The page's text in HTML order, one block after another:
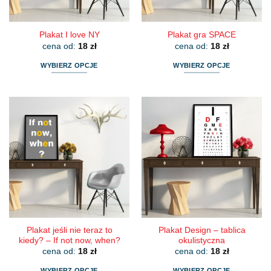
produktu
produktu
Plakat I love NY
cena od: 18 zł
WYBIERZ OPCJE
wiele
wariantów.
Opcje
można
wybrać
na
stronie
produktu
Plakat gra SPACE
cena od: 18 zł
WYBIERZ OPCJE
ma
wiele
wariantów.
Opcje
można
wybrać
na
stronie
produktu
Plakat jeśli nie teraz to
kiedy? – If not now, when?
cena od: 18 zł
Plakat Design – tablica
okulistyczna
cena od: 18 zł